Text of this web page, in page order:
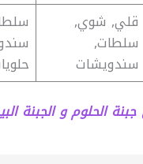
قلي, شوي,
سلطات,
سندويشات
الحلوم و الجبنة